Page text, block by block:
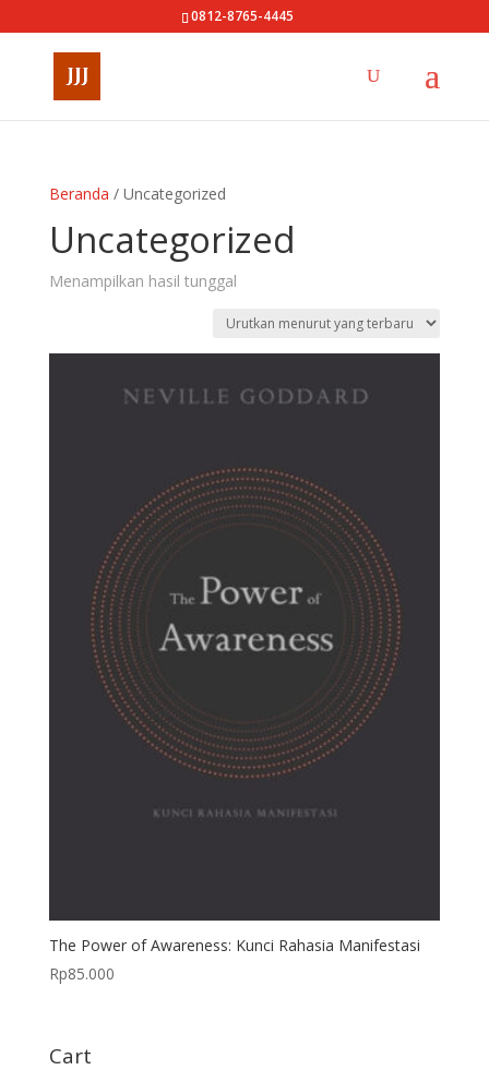
0812-8765-4445
Beranda / Uncategorized
Uncategorized
Menampilkan hasil tunggal
The Power of Awareness: Kunci Rahasia Manifestasi
Rp85.000
Cart